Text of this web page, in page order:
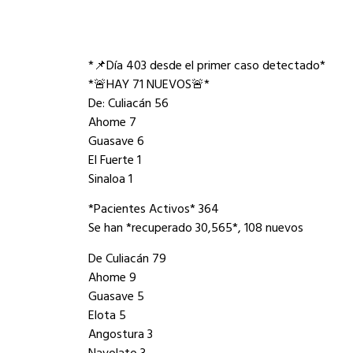
*📌Día 403 desde el primer caso detectado*
*🚨HAY 71 NUEVOS🚨*
De: Culiacán 56
Ahome 7
Guasave 6
El Fuerte 1
Sinaloa 1
*Pacientes Activos* 364
Se han *recuperado 30,565*, 108 nuevos
De Culiacán 79
Ahome 9
Guasave 5
Elota 5
Angostura 3